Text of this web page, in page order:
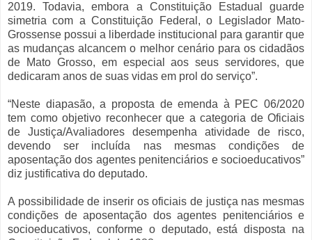
2019. Todavia, embora a Constituição Estadual guarde
simetria com a Constituição Federal, o Legislador Mato-
Grossense possui a liberdade institucional para garantir que
as mudanças alcancem o melhor cenário para os cidadãos
de Mato Grosso, em especial aos seus servidores, que
dedicaram anos de suas vidas em prol do serviço”.
“Neste diapasão, a proposta de emenda à PEC 06/2020
tem como objetivo reconhecer que a categoria de Oficiais
de Justiça/Avaliadores desempenha atividade de risco,
devendo ser incluída nas mesmas condições de
aposentação dos agentes penitenciários e socioeducativos”
diz justificativa do deputado.
A possibilidade de inserir os oficiais de justiça nas mesmas
condições de aposentação dos agentes penitenciários e
socioeducativos, conforme o deputado, está disposta na